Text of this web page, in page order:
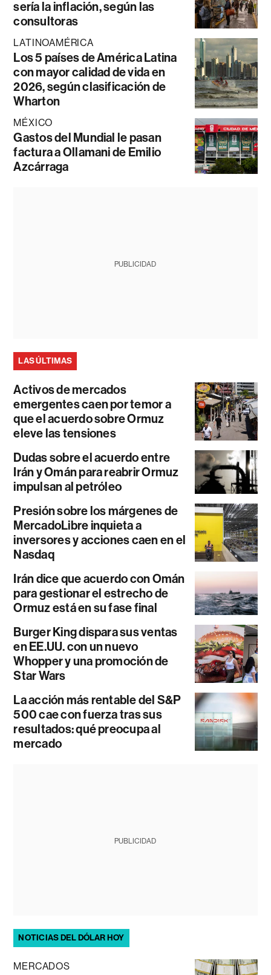
sería la inflación, según las
consultoras
LATINOAMÉRICA
Los 5 países de América Latina
con mayor calidad de vida en
2026, según clasificación de
Wharton
MÉXICO
Gastos del Mundial le pasan
factura a Ollamani de Emilio
Azcárraga
PUBLICIDAD
LAS ÚLTIMAS
Activos de mercados
emergentes caen por temor a
que el acuerdo sobre Ormuz
eleve las tensiones
Dudas sobre el acuerdo entre
Irán y Omán para reabrir Ormuz
impulsan al petróleo
Presión sobre los márgenes de
MercadoLibre inquieta a
inversores y acciones caen en el
Nasdaq
Irán dice que acuerdo con Omán
para gestionar el estrecho de
Ormuz está en su fase final
Burger King dispara sus ventas
en EE.UU. con un nuevo
Whopper y una promoción de
Star Wars
La acción más rentable del S&P
500 cae con fuerza tras sus
resultados: qué preocupa al
mercado
PUBLICIDAD
NOTICIAS DEL DÓLAR HOY
MERCADOS